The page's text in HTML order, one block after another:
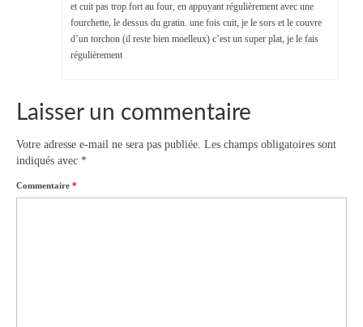
et cuit pas trop fort au four, en appuyant régulièrement avec une
fourchette, le dessus du gratin. une fois cuit, je le sors et le couvre
d’un torchon (il reste bien moelleux) c’est un super plat, je le fais
régulièrement
Laisser un commentaire
Votre adresse e-mail ne sera pas publiée. Les champs obligatoires sont
indiqués avec *
Commentaire *